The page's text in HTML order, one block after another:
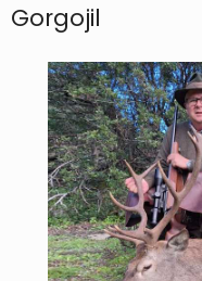
Gorgojil